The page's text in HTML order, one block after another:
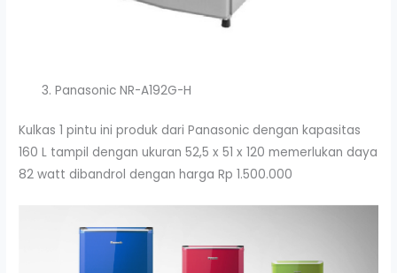
Panasonic NR-A192G-H
Kulkas 1 pintu ini produk dari Panasonic dengan kapasitas
160 L tampil dengan ukuran 52,5 x 51 x 120 memerlukan daya
82 watt dibandrol dengan harga Rp 1.500.000